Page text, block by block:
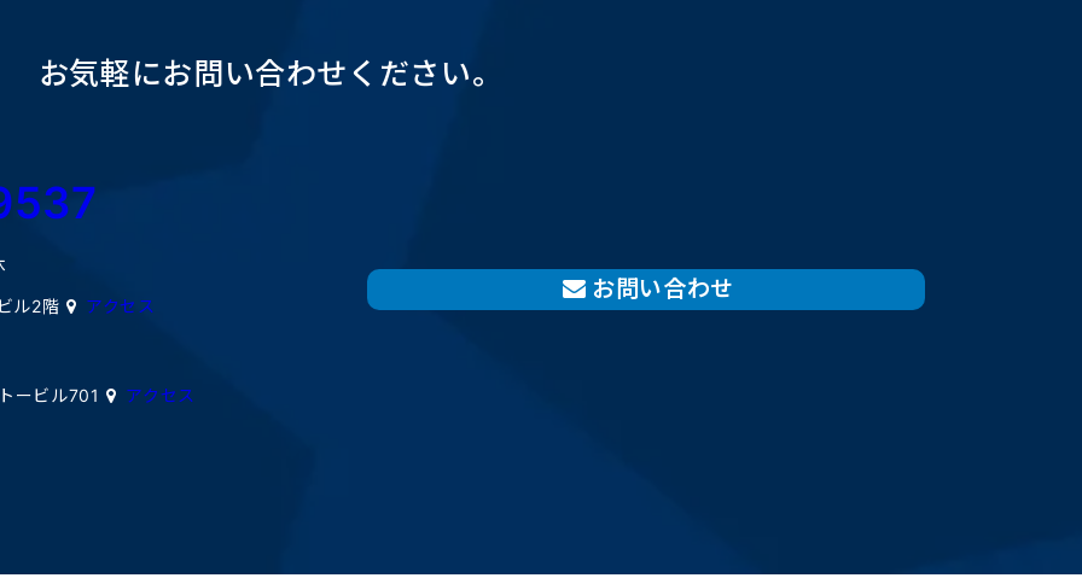
お気軽にお問い合わせください。
ル2階 アクセス
ービル701 アクセス
お問い合わせ